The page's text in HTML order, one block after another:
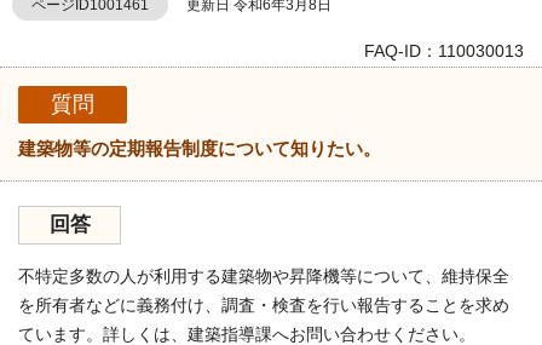
ページID1001461 更新日 令和6年3月8日
FAQ-ID：110030013
質問
建築物等の定期報告制度について知りたい。
回答
不特定多数の人が利用する建築物や昇降機等について、維持保全
を所有者などに義務付け、調査・検査を行い報告することを求め
ています。詳しくは、建築指導課へお問い合わせください。